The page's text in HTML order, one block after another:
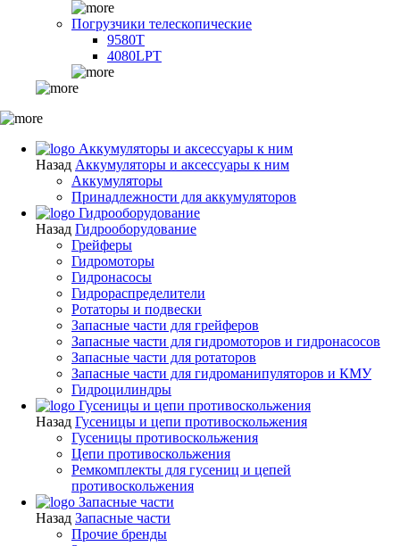
Погрузчики телескопические
9580T
4080LPT
Аккумуляторы и аксессуары к ним
Назад Аккумуляторы и аксессуары к ним
Аккумуляторы
Принадлежности для аккумуляторов
Гидрооборудование
Назад Гидрооборудование
Грейферы
Гидромоторы
Гидронасосы
Гидрораспределители
Ротаторы и подвески
Запасные части для грейферов
Запасные части для гидромоторов и гидронасосов
Запасные части для ротаторов
Запасные части для гидроманипуляторов и КМУ
Гидроцилиндры
Гусеницы и цепи противоскольжения
Назад Гусеницы и цепи противоскольжения
Гусеницы противоскольжения
Цепи противоскольжения
Ремкомплекты для гусениц и цепей
противоскольжения
Запасные части
Назад Запасные части
Прочие бренды